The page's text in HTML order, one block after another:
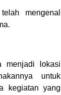
mengenal
menjadi lokasi
untuk
kegiatan yang